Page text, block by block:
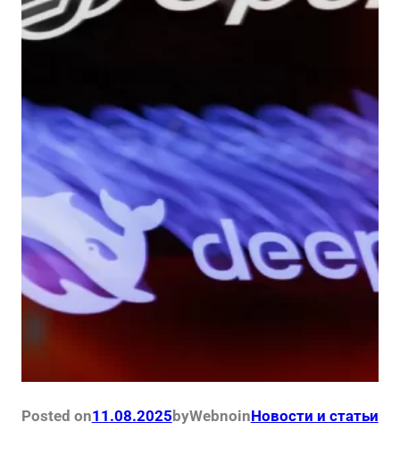
Posted on11.08.2025 byWebnoinНовости и статьи